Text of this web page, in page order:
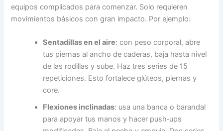
equipos complicados para comenzar. Solo requieren
movimientos básicos con gran impacto. Por ejemplo:
Sentadillas en el aire: con peso corporal, abre
tus piernas al ancho de caderas, baja hasta nivel
de las rodillas y sube. Haz tres series de 15
repeticiones. Esto fortalece glúteos, piernas y
core.
Flexiones inclinadas: usa una banca o barandal
para apoyar tus manos y hacer push‑ups